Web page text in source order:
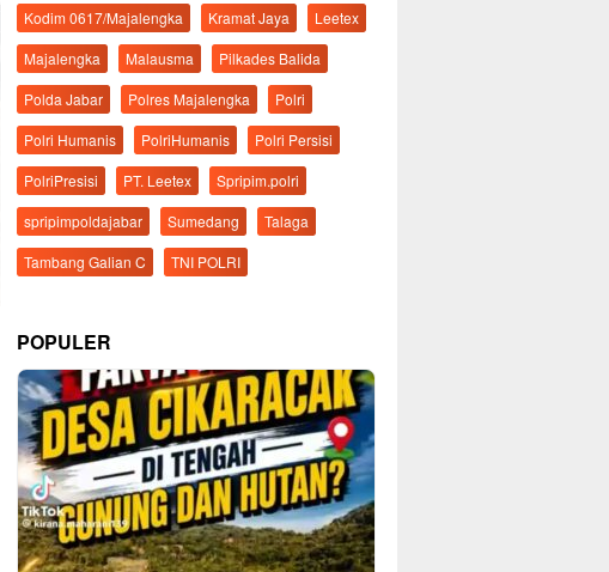
Kodim 0617/Majalengka
Kramat Jaya
Leetex
Majalengka
Malausma
Pilkades Balida
Polda Jabar
Polres Majalengka
Polri
Polri Humanis
PolriHumanis
Polri Persisi
PolriPresisi
PT. Leetex
Spripim.polri
spripimpoldajabar
Sumedang
Talaga
Tambang Galian C
TNI POLRI
POPULER